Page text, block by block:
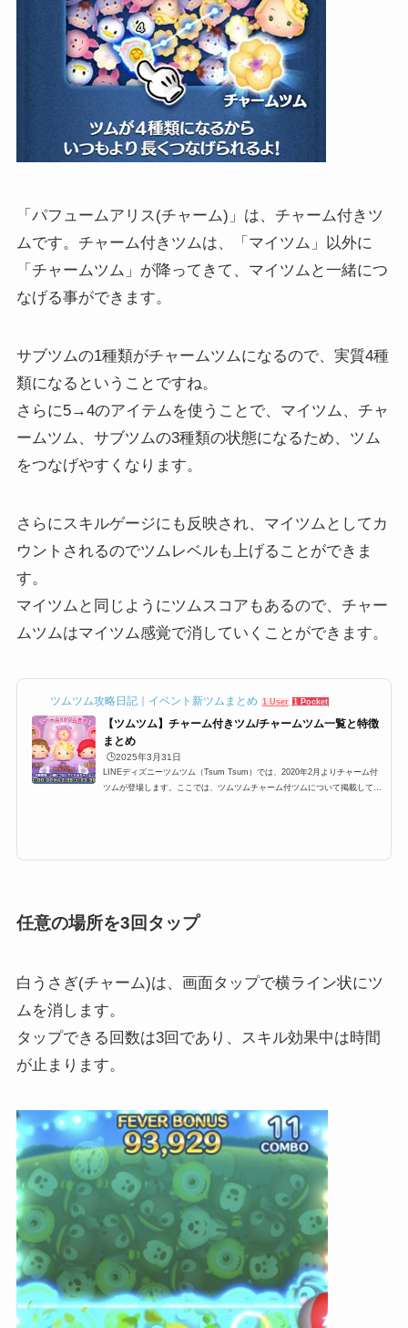
「パフュームアリス(チャーム)」は、チャーム付きツ
ムです。チャーム付きツムは、「マイツム」以外に
「チャームツム」が降ってきて、マイツムと一緒につ
なげる事ができます。
サブツムの1種類がチャームツムになるので、実質4種
類になるということですね。
さらに5→4のアイテムを使うことで、マイツム、チャ
ームツム、サブツムの3種類の状態になるため、ツム
をつなげやすくなります。
さらにスキルゲージにも反映され、マイツムとしてカ
ウントされるのでツムレベルも上げることができま
す。
マイツムと同じようにツムスコアもあるので、チャー
ムツムはマイツム感覚で消していくことができます。
ツムツム攻略日記｜イベント新ツムまとめ 1 User 1 Pocket
【ツムツム】チャーム付きツム/チャームツム一覧と特徴
まとめ
🕒️2025年3月31日
LINEディズニーツムツム（Tsum Tsum）では、2020年2月よりチャーム付
ツムが登場します。ここでは、ツムツムチャーム付ツムについて掲載してい
任意の場所を3回タップ
白うさぎ(チャーム)は、画面タップで横ライン状にツ
ムを消します。
タップできる回数は3回であり、スキル効果中は時間
が止まります。